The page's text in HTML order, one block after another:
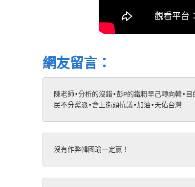
網友留言：
陳老師•分析的沒錯•彭P的鐵粉早己轉向韓•
民不分黨派•會上街頭抗議•加油•天佑台灣
沒有作弊韓國瑜一定贏！